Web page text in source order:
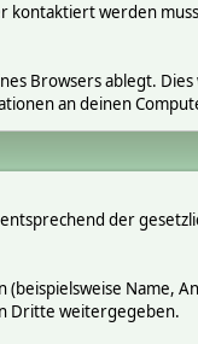
werden
Browsers ablegt. Dies
an deinen
der
Name,
Dritte weitergegeben.